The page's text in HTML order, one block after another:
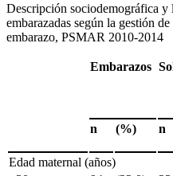
Descripción sociodemográfica y
embarazadas según la gestión
embarazo, PSMAR 2010-2014
Embarazos
n (%) n
Edad maternal (años)